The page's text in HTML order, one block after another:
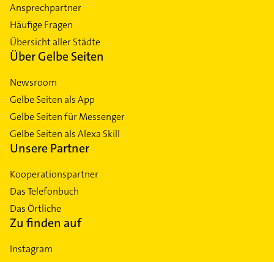
Ansprechpartner
Häufige Fragen
Übersicht aller Städte
Über Gelbe Seiten
Newsroom
Gelbe Seiten als App
Gelbe Seiten für Messenger
Gelbe Seiten als Alexa Skill
Unsere Partner
Kooperationspartner
Das Telefonbuch
Das Örtliche
Zu finden auf
Instagram